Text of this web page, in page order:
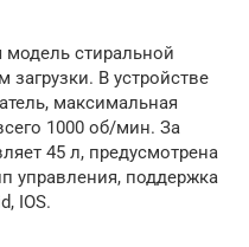
модель стиральной
В устройстве
максимальная
1000 об/мин. За
45 л, предусмотрена
управления, поддержка
IOS.